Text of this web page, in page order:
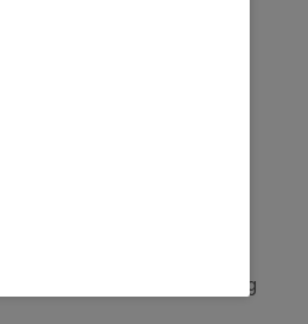
dipublikasikan.
Ruas yang